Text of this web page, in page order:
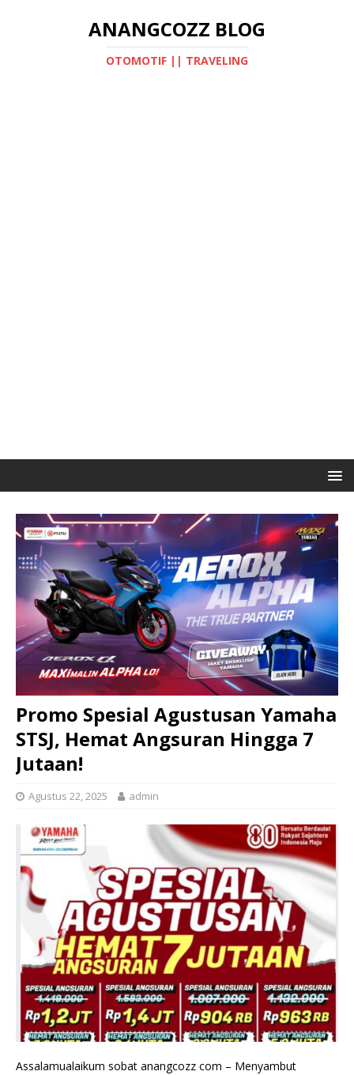
ANANGCOZZ BLOG
OTOMOTIF || TRAVELING
Promo Spesial Agustusan Yamaha
STSJ, Hemat Angsuran Hingga 7
Jutaan!
Agustus 22, 2025 admin
Assalamualaikum sobat anangcozz com – Menyambut